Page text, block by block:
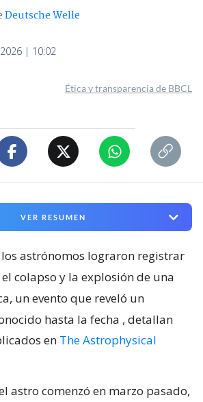
Deutsche Welle
| 10:02
Ética y transparencia de BBCL
VER RESUMEN
astrónomos lograron registrar
colapso y la explosión de una
un evento que reveló un
hasta la fecha , detallan
en The Astrophysical
astro comenzó en marzo pasado,